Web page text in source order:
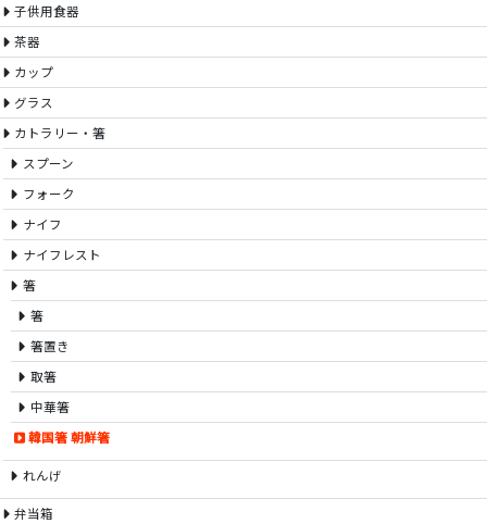
子供用食器
茶器
カップ
グラス
カトラリー・箸
スプーン
フォーク
ナイフ
ナイフレスト
箸
箸
箸置き
取箸
中華箸
韓国箸 朝鮮箸
れんげ
弁当箱